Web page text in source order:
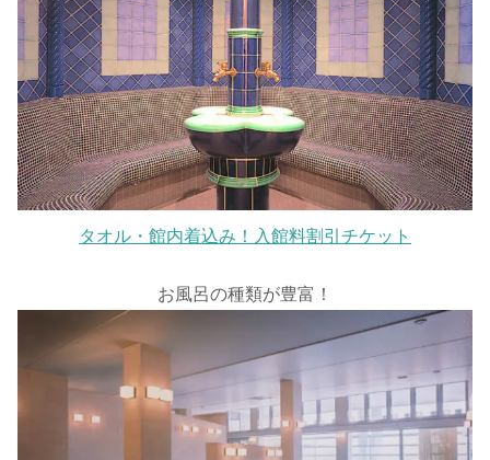
タオル・館内着込み！入館料割引チケット
お風呂の種類が豊富！